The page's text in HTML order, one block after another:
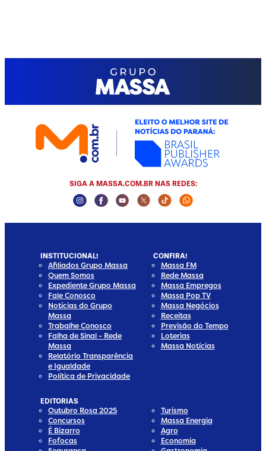
SIGA A MASSA.COM.BR NAS REDES:
Instagram Social Media
Facebook Social Media
Youtube Social Media
Twitter Social Media
Tiktok Social Media
Whatsapp
INSTITUCIONAL!
Afiliados Grupo Massa
Quem Somos
Expediente Grupo Massa
Fale Conosco
Notícias do Grupo
Massa
Trabalhe Conosco
Falha de Sinal - Rede
Massa
Relatório Transparência
e Igualdade
Política de Privacidade
CONFIRA!
Massa FM
Rede Massa
Massa Empregos
Massa Pop TV
Massa Negócios
Receitas
Previsão do Tempo
Loterias
Massa Notícias
EDITORIAS
Outubro Rosa 2025
Concursos
É Bizarro
Fofocas
Turismo
Massa Energia
Agro
Economia